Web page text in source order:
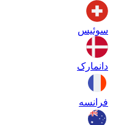
سوئیس
دانمارک
فرانسه